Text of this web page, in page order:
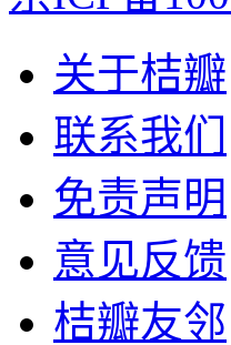
关于桔瓣
联系我们
免责声明
意见反馈
桔瓣友邻